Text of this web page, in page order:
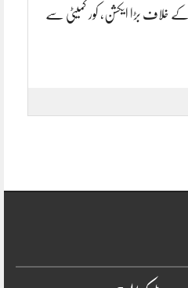
خلاف بڑا ایکشن، کور کمیٹی سے